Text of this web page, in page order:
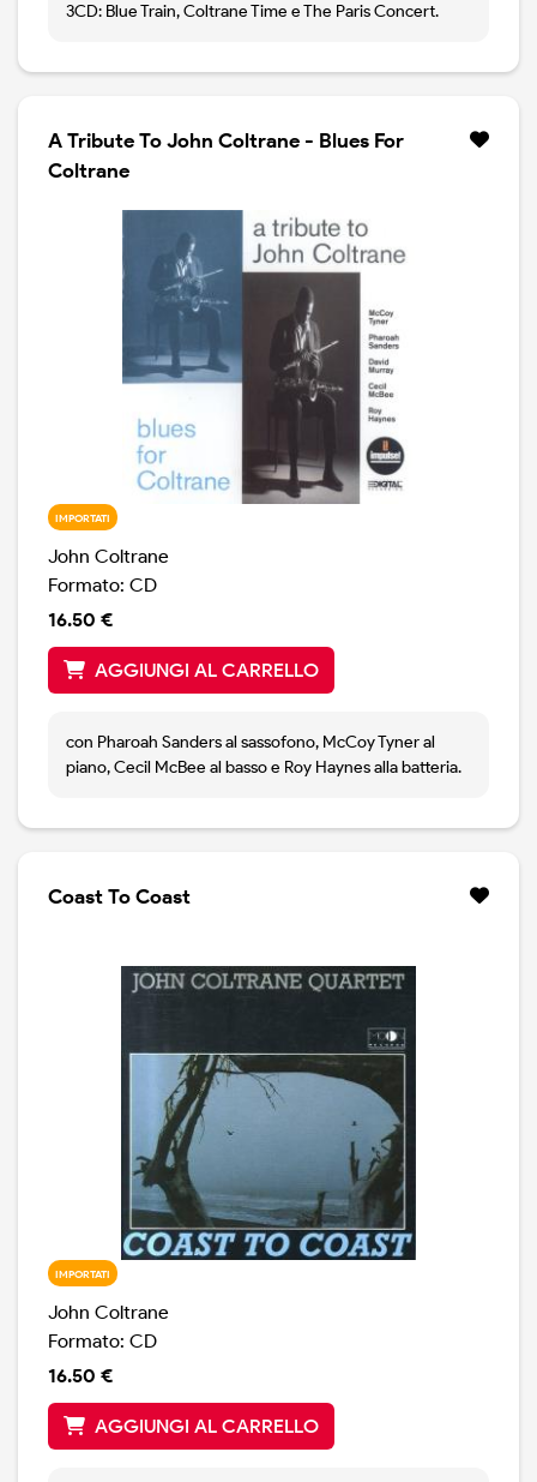
3CD: Blue Train, Coltrane Time e The Paris Concert.
A Tribute To John Coltrane - Blues For
Coltrane
IMPORTATI
John Coltrane
Formato: CD
16.50 €
AGGIUNGI AL CARRELLO
con Pharoah Sanders al sassofono, McCoy Tyner al
piano, Cecil McBee al basso e Roy Haynes alla batteria.
Coast To Coast
IMPORTATI
John Coltrane
Formato: CD
16.50 €
AGGIUNGI AL CARRELLO